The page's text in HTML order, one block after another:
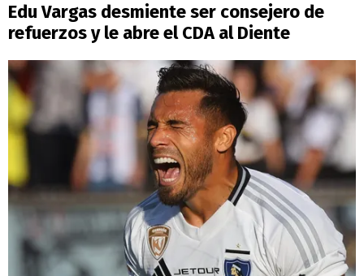
Edu Vargas desmiente ser consejero de
refuerzos y le abre el CDA al Diente